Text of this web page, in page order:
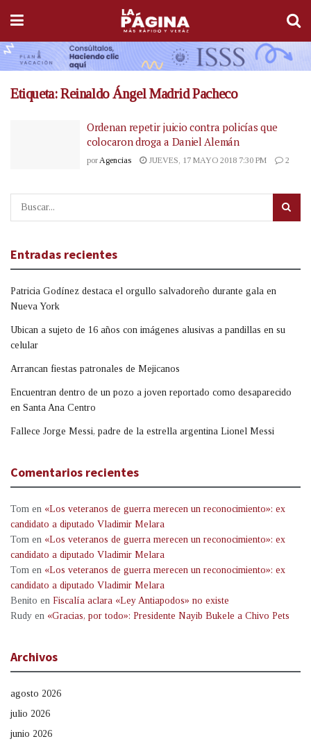
Etiqueta:Reinaldo Ángel Madrid Pacheco
Ordenan repetir juicio contra policías que
colocaron droga a Daniel Alemán
por Agencias JUEVES, 17 MAYO 2018 7:30 PM 2
Entradas recientes
Patricia Godínez destaca el orgullo salvadoreño durante gala en
Nueva York
Ubican a sujeto de 16 años con imágenes alusivas a pandillas en su
celular
Arrancan fiestas patronales de Mejicanos
Encuentran dentro de un pozo a joven reportado como desaparecido
en Santa Ana Centro
Fallece Jorge Messi, padre de la estrella argentina Lionel Messi
Comentarios recientes
Tom en «Los veteranos de guerra merecen un reconocimiento»: ex
candidato a diputado Vladimir Melara
Tom en «Los veteranos de guerra merecen un reconocimiento»: ex
candidato a diputado Vladimir Melara
Tom en «Los veteranos de guerra merecen un reconocimiento»: ex
candidato a diputado Vladimir Melara
Benito en Fiscalía aclara «Ley Antiapodos» no existe
Rudy en «Gracias, por todo»: Presidente Nayib Bukele a Chivo Pets
Archivos
agosto 2026
julio 2026
junio 2026